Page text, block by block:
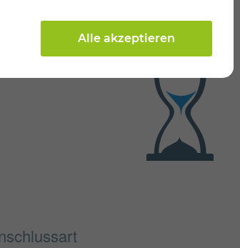
Alle akzeptieren